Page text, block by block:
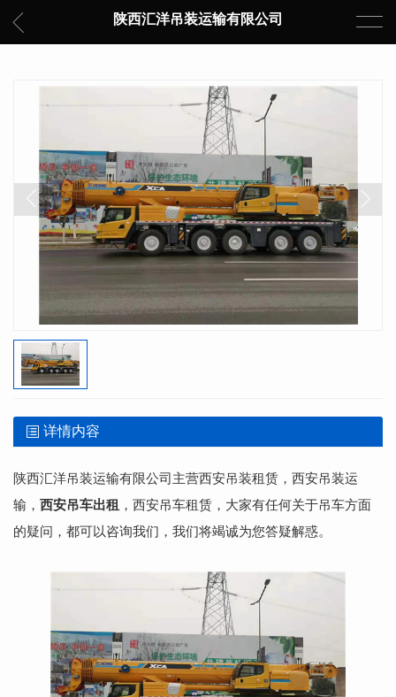
陕西汇洋吊装运输有限公司
详情内容
陕西汇洋吊装运输有限公司主营西安吊装租赁，西安吊装运
输， 西安吊车出租 ，西安吊车租赁，大家有任何关于吊车方面
的疑问，都可以咨询我们，我们将竭诚为您答疑解惑。